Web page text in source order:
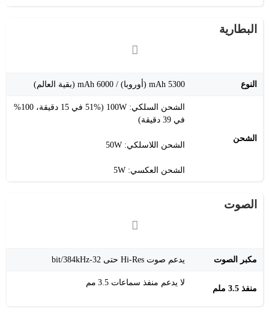
البطارية
النوع 5300 mAh (أوروبا) / 6000 mAh (بقية العالم)
الشحن
الشحن السلكي: 100W (51% في 15 دقيقة، 100%
في 39 دقيقة)
الشحن اللاسلكي: 50W
الشحن العكسي: 5W
الصوت
مكبر الصوت يدعم صوت Hi‑Res حتى 32‑bit/384kHz
منفذ 3.5 ملم
لا يدعم منفذ سماعات 3.5 مم